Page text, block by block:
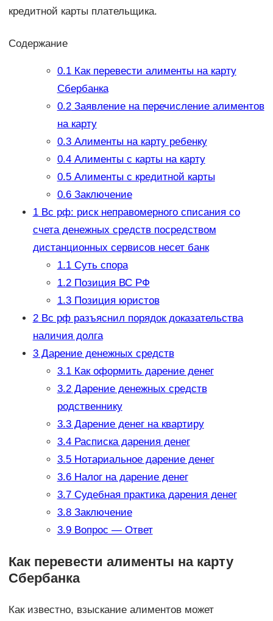
кредитной карты плательщика.
Содержание
0.1Как перевести алименты на карту
Сбербанка
0.2Заявление на перечисление алиментов
на карту
0.3Алименты на карту ребенку
0.4Алименты с карты на карту
0.5Алименты с кредитной карты
0.6Заключение
1Вс рф: риск неправомерного списания со
счета денежных средств посредством
дистанционных сервисов несет банк
1.1Суть спора
1.2Позиция ВС РФ
1.3Позиция юристов
2Вс рф разъяснил порядок доказательства
наличия долга
3Дарение денежных средств
3.1Как оформить дарение денег
3.2Дарение денежных средств
родственнику
3.3Дарение денег на квартиру
3.4Расписка дарения денег
3.5Нотариальное дарение денег
3.6Налог на дарение денег
3.7Судебная практика дарения денег
3.8Заключение
3.9Вопрос — Ответ
Как перевести алименты на карту
Сбербанка
Как известно, взыскание алиментов может